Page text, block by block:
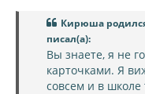
Кирюша родился
писал(а):
Вы знаете, я не
карточками. Я
совсем и в школе